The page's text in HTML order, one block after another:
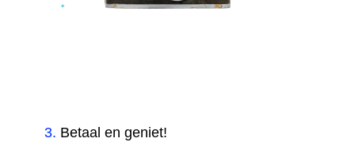
3. Betaal en geniet!